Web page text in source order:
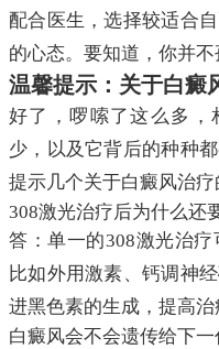
配合医生，选择较适合
的心态。要知道，你并不
温馨提示：关于白癜
好了，啰嗦了这么多，
少，以及它背后的种种
提示几个关于白癜风治疗
308激光治疗后为什么还
答：单一的308激光治
比如外用激素、钙调神
进黑色素的生成，提高治
白癜风会不会遗传给下一